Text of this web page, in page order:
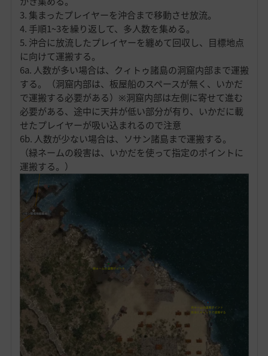
3. 集まったプレイヤーを沖合まで移動させ放流。
4. 手順1~3を繰り返して、多人数を集める。
5. 沖合に放流したプレイヤーを纏めて回収し、目標地点
に向けて運搬する。
6a. 人数が多い場合は、クィトゥ諸島の洞窟内部まで運搬
する。（洞窟内部は、板屋船のスペースが無く、いかだ
で運搬する必要がある）※洞窟内部は左側に寄せて進む
必要がある、途中に天井が低い部分が有り、いかだに載
せたプレイヤーが吸い込まれるので注意
6b. 人数が少ない場合は、ソサン諸島まで運搬する。
（緑ネームの殺害は、いかだを使って指定のポイントに
運搬する。）